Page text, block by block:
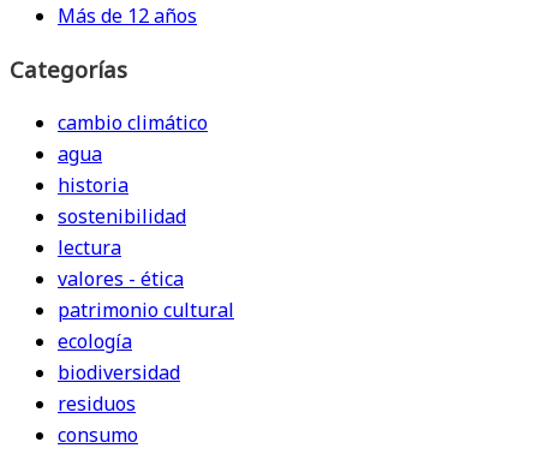
Más de 12 años
Categorías
cambio climático
agua
historia
sostenibilidad
lectura
valores - ética
patrimonio cultural
ecología
biodiversidad
residuos
consumo